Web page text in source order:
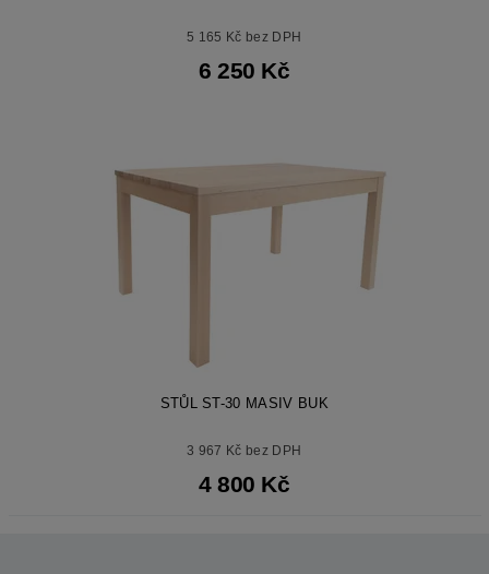
5 165 Kč bez DPH
6 250 Kč
STŮL ST-30 MASIV BUK
3 967 Kč bez DPH
4 800 Kč